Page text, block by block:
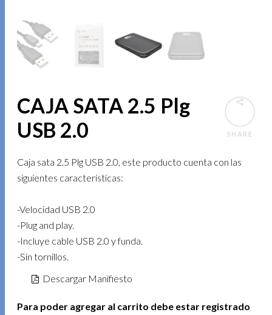
SHARE
CAJA SATA 2.5 Plg
USB 2.0
Caja sata 2.5 Plg USB 2.0, este producto cuenta con las
siguientes características:
-Velocidad USB 2.0
-Plug and play.
-Incluye cable USB 2.0 y funda.
-Sin tornillos.
Descargar Manifiesto
Para poder agregar al carrito debe estar registrado